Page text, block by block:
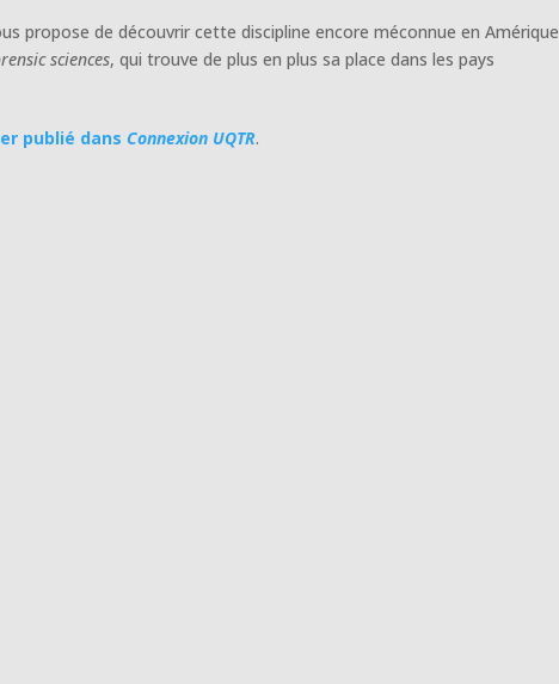
propose de découvrir cette discipline encore méconnue en Amérique
sciences, qui trouve de plus en plus sa place dans les pays
publié dans Connexion UQTR.